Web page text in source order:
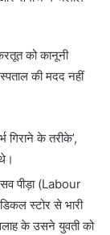
को कानूनी
की मदद नहीं
गिराने के तरीके’,
पीड़ा (Labour
स्टोर से भारी
के उसने युवती को